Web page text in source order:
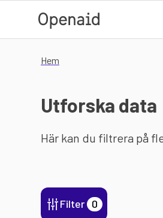
Hem
Utforska data
Här kan du filtrera på
Filter 0